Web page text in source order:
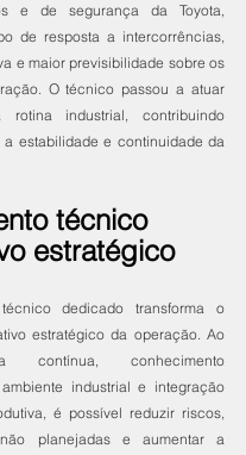
e de segurança da Toyota,
de resposta a intercorrências,
e maior previsibilidade sobre os
O técnico passou a atuar
industrial, contribuindo
a estabilidade e continuidade da
técnico
estratégico
dedicado transforma o
estratégico da operação. Ao
contínua, conhecimento
industrial e integração
é possível reduzir riscos,
planejadas e aumentar a